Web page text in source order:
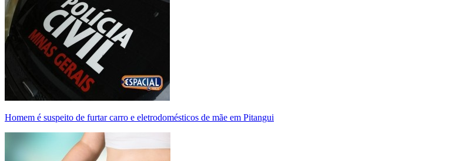
Homem é suspeito de furtar carro e eletrodomésticos de mãe em Pitangui